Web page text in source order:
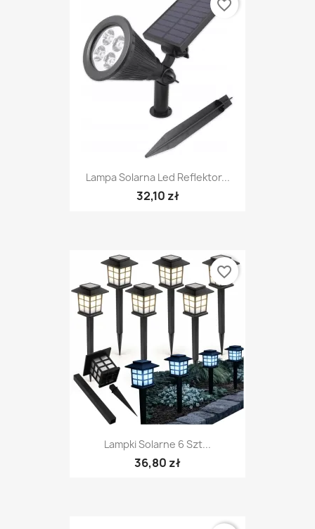
Lampa Solarna Led Reflektor...
32,10 zł
favorite_border
Lampki Solarne 6 Szt...
36,80 zł
favorite_border